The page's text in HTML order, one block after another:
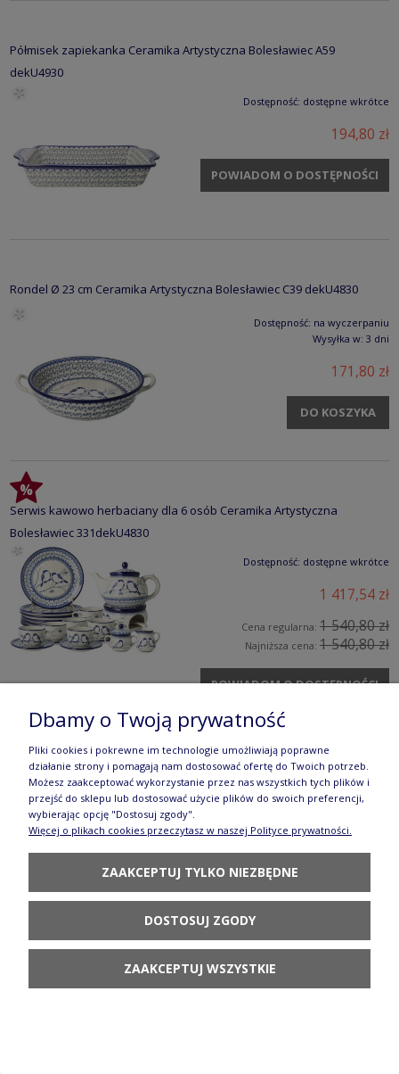
Półmisek zapiekanka Ceramika Artystyczna Bolesławiec A59
dekU4930
Dostępność: dostępne wkrótce
194,80 zł
POWIADOM O DOSTĘPNOŚCI
Rondel Ø 23 cm Ceramika Artystyczna Bolesławiec C39 dekU4830
Dostępność: na wyczerpaniu
Wysyłka w: 3 dni
171,80 zł
DO KOSZYKA
Serwis kawowo herbaciany dla 6 osób Ceramika Artystyczna
Bolesławiec 331dekU4830
Dostępność: dostępne wkrótce
1 417,54 zł
Cena regularna: 1 540,80 zł
Najniższa cena: 1 540,80 zł
POWIADOM O DOSTĘPNOŚCI
Solniczka i pieprzniczka Ceramika Artystyczna Bolesławiec komplet
S131 dekU4830
POWIADOM O DOSTĘPNOŚCI
Dbamy o Twoją prywatność
Pliki cookies i pokrewne im technologie umożliwiają poprawne
działanie strony i pomagają nam dostosować ofertę do Twoich potrzeb.
Możesz zaakceptować wykorzystanie przez nas wszystkich tych plików i
przejść do sklepu lub dostosować użycie plików do swoich preferencji,
wybierając opcję "Dostosuj zgody".
Więcej o plikach cookies przeczytasz w naszej Polityce prywatności.
ZAAKCEPTUJ TYLKO NIEZBĘDNE
DOSTOSUJ ZGODY
ZAAKCEPTUJ WSZYSTKIE